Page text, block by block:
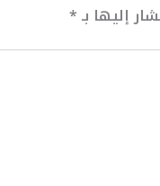
إليها بـ*